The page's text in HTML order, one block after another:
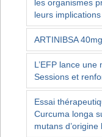
les organismes
leurs
ARTINIBSA
L’EFP lance
Sessions et
Essai
Curcuma longa
mutans d’origine